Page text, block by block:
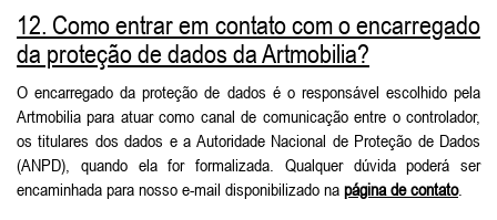
12. Como entrar em contato com o encarregado
da proteção de dados da Artmobilia?
O encarregado da proteção de dados é o responsável escolhido pela
Artmobilia para atuar como canal de comunicação entre o controlador,
os titulares dos dados e a Autoridade Nacional de Proteção de Dados
(ANPD), quando ela for formalizada. Qualquer dúvida poderá ser
encaminhada para nosso e-mail disponibilizado na página de contato.